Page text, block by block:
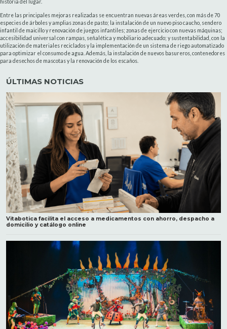
historia del lugar.
Entre las principales mejoras realizadas se encuentran nuevas áreas verdes, con más de 70
especies de árboles y amplias zonas de pasto; la instalación de un nuevo piso caucho, sendero
infantil de maicillo y renovación de juegos infantiles; zonas de ejercicio con nuevas máquinas;
accesibilidad universal con rampas, señalética y mobiliario adecuado; y sustentabilidad, con la
utilización de materiales reciclados y la implementación de un sistema de riego automatizado
para optimizar el consumo de agua. Además, la instalación de nuevos basureros, contenedores
para desechos de mascotas y la renovación de los escaños.
ÚLTIMAS NOTICIAS
Vitabotica facilita el acceso a medicamentos con ahorro, despacho a
domicilio y catálogo online